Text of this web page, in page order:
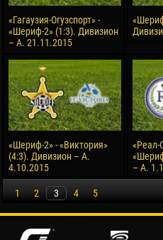
«Гагаузия-Огузспорт» -
«Шериф-2» (1:3). Дивизион
– А. 21.11.2015
«Шериф-2» - «Виктория»
(4:3). Дивизион – А.
4.10.2015
«Реал-
– А.
1 2 3 4 5